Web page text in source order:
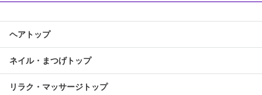
ヘアトップ
ネイル・まつげトップ
リラク・マッサージトップ